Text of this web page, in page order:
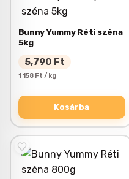
Bunny Yummy Réti széna
5kg
5,790 Ft
1 158 Ft / kg
Kosárba